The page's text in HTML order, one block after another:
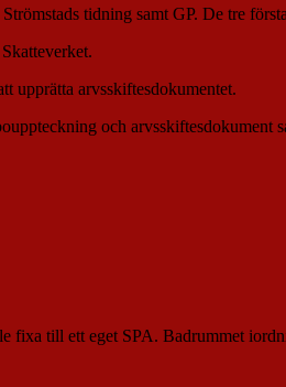
tidning samt GP. De tre
upprätta arvsskiftesdokumentet.
och arvsskiftesdokument
fixa till ett eget SPA. Badrummet